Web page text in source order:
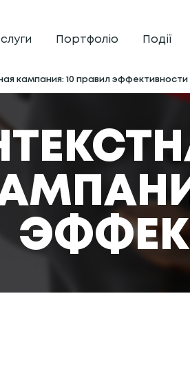
Портфоліо Події
кампания: 10 правил эффективности